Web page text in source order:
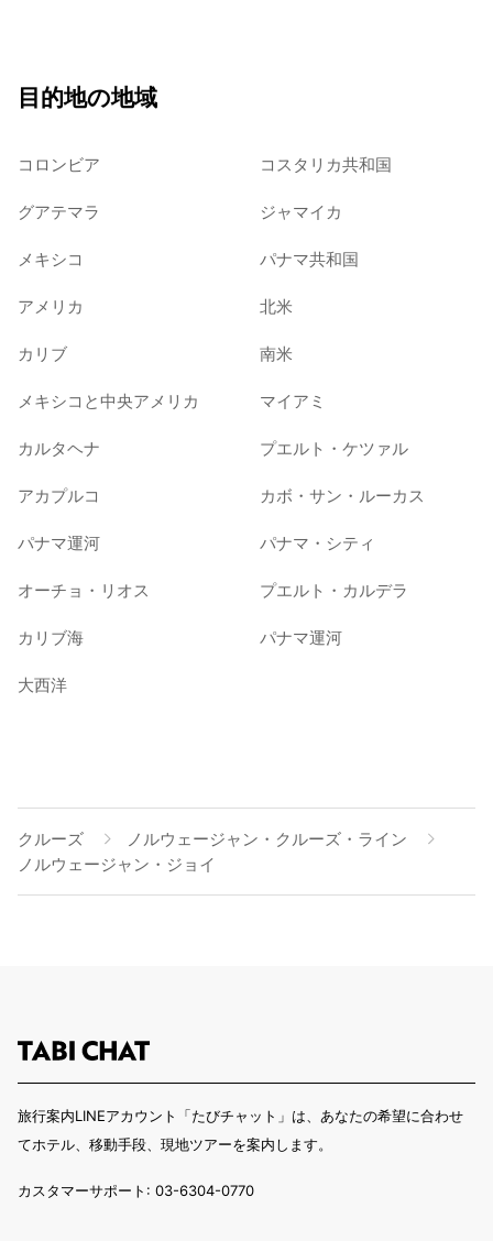
目的地の地域
コロンビア コスタリカ共和国
グアテマラ ジャマイカ
メキシコ パナマ共和国
アメリカ 北米
カリブ 南米
メキシコと中央アメリカ マイアミ
カルタヘナ プエルト・ケツァル
アカプルコ カボ・サン・ルーカス
パナマ運河 パナマ・シティ
オーチョ・リオス プエルト・カルデラ
カリブ海 パナマ運河
大西洋
クルーズ
ノルウェージャン・クルーズ・ライン
ノルウェージャン・ジョイ
旅行案内LINEアカウント「たびチャット」は、あなたの希望に合わせ
てホテル、移動手段、現地ツアーを案内します。
カスタマーサポート: 03-6304-0770